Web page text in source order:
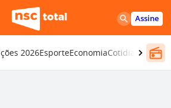
Assine
2026EsporteEconomiaCotidiano